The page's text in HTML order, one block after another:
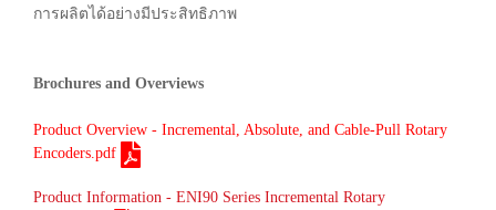
การผลิตได้อย่างมีประสิทธิภาพ
Brochures and Overviews
Product Overview - Incremental, Absolute, and Cable-Pull Rotary
Encoders.pdf
Product Information - ENI90 Series Incremental Rotary